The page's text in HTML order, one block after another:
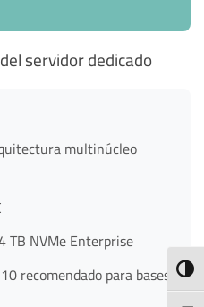
servidor dedicado
multinúcleo
TB NVMe Enterprise
recomendado para bases